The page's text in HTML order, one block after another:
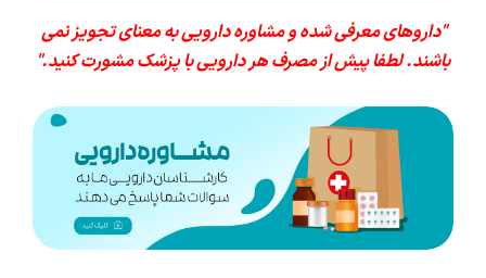
"داروهای معرفی شده و مشاوره دارویی به معنای تجویز نمی
باشند. لطفا پیش از مصرف هر دارویی با پزشک مشورت کنید."